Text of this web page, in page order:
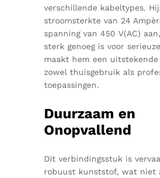
verschillende kabeltypes.
stroomsterkte van 24
spanning van 450 V(AC)
sterk genoeg is voor
maakt hem een uitstekende
zowel thuisgebruik als
toepassingen.
Duurzaam en
Onopvallend
Dit verbindingsstuk is
robuust kunststof, wat niet